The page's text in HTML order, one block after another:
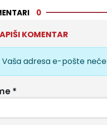
0
KOMENTAR
Vaša adresa e-pošte
*